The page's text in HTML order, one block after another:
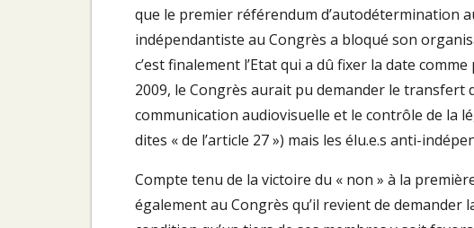
que le premier référendum d’autodétermination
indépendantiste au Congrès a bloqué son
c’est finalement l’Etat qui a dû fixer la date
2009, le Congrès aurait pu demander le transfert
communication audiovisuelle et le contrôle de la
dites « de l’article 27 ») mais les élu.e.s anti-
Compte tenu de la victoire du « non » à la
également au Congrès qu’il revient de